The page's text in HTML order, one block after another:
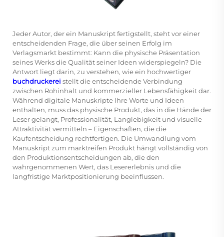
Jeder Autor, der ein Manuskript fertigstellt, steht vor einer
entscheidenden Frage, die über seinen Erfolg im
Verlagsmarkt bestimmt: Kann die physische Präsentation
seines Werks die Qualität seiner Ideen widerspiegeln? Die
Antwort liegt darin, zu verstehen, wie ein hochwertiger
buchdruckerei stellt die entscheidende Verbindung
zwischen Rohinhalt und kommerzieller Lebensfähigkeit dar.
Während digitale Manuskripte Ihre Worte und Ideen
enthalten, muss das physische Produkt, das in die Hände der
Leser gelangt, Professionalität, Langlebigkeit und visuelle
Attraktivität vermitteln – Eigenschaften, die die
Kaufentscheidung rechtfertigen. Die Umwandlung vom
Manuskript zum marktreifen Produkt hängt vollständig von
den Produktionsentscheidungen ab, die den
wahrgenommenen Wert, das Lesererlebnis und die
langfristige Marktpositionierung beeinflussen.